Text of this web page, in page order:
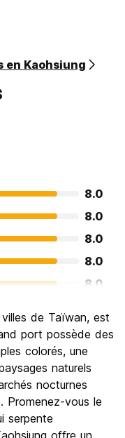
en Kaohsiung
8.0
8.0
8.0
8.0
8.0
8.0
8.0
10.0
de Taïwan, est
port possède des
colorés, une
naturels
nocturnes
Promenez-vous le
serpente
offre un